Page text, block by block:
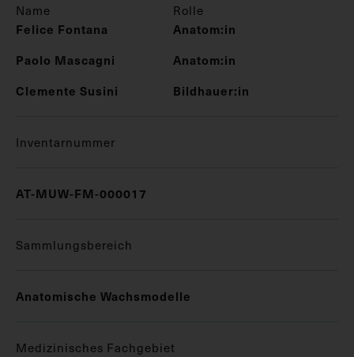
Name Rolle
Felice Fontana
Anatom:in
Paolo Mascagni
Anatom:in
Clemente Susini
Bildhauer:in
Inventarnummer
AT-MUW-FM-000017
Sammlungsbereich
Anatomische Wachsmodelle
Medizinisches Fachgebiet